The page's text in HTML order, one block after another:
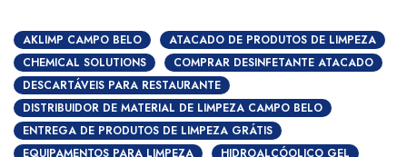
AKLIMP CAMPO BELO
ATACADO DE PRODUTOS DE LIMPEZA
CHEMICAL SOLUTIONS
COMPRAR DESINFETANTE ATACADO
DESCARTÁVEIS PARA RESTAURANTE
DISTRIBUIDOR DE MATERIAL DE LIMPEZA CAMPO BELO
ENTREGA DE PRODUTOS DE LIMPEZA GRÁTIS
EQUIPAMENTOS PARA LIMPEZA
HIDROALCÓOLICO GEL